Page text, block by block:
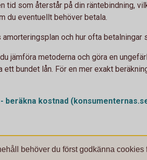
tid som återstår på din räntebindning,
du eventuellt behöver betala.
och hur ofta betalningar
jämföra metoderna och göra en
bundet lån. För en mer exakt
beräkna kostnad
behöver du först godkänna